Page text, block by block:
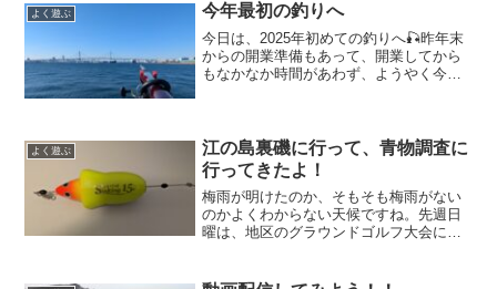
よく遊ぶ 今年最初の釣りへ
今日は、2025年初めての釣りへ🎣昨年末
からの開業準備もあって、開業してから
もなかなか時間があわず、ようやく今年
を釣って、こどもに食...
よく遊ぶ
江の島裏磯に行って、青物調査に
行ってきたよ！
梅雨が明けたのか、そもそも梅雨がない
のかよくわからない天候ですね。先週日
曜は、地区のグラウンドゴルフ大会に、
中、なんとか無事に終わりました。参加